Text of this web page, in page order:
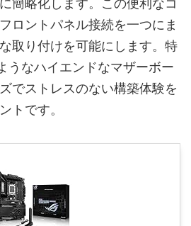
簡略化します。この便利なコ
ロントパネル接続を一つにま
取り付けを可能にします。特
うなハイエンドなマザーボー
でストレスのない構築体験を
トです。